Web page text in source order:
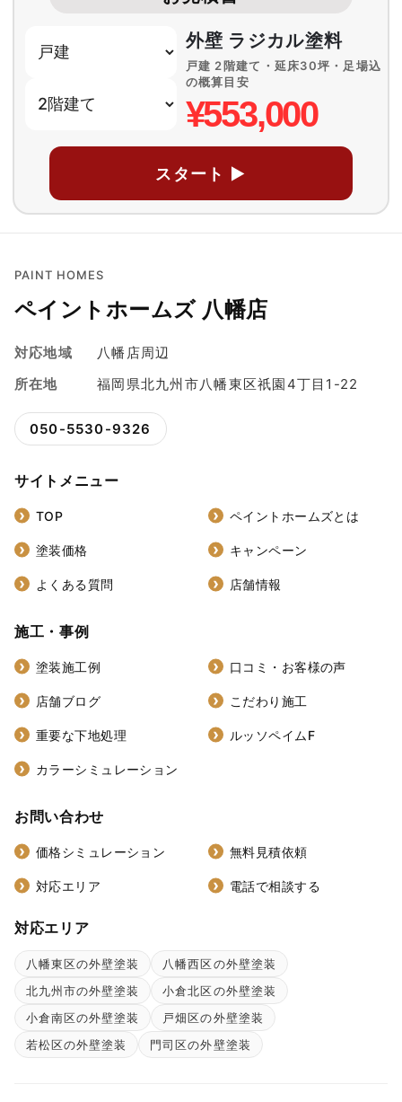
外壁 ラジカル塗料
戸建 2階建て・延床30坪・足場込
の概算目安
¥553,000
スタート ▶
PAINT HOMES
ペイントホームズ 八幡店
対応地域
八幡店周辺
所在地
福岡県北九州市八幡東区祇園4丁目1-22
050-5530-9326
サイトメニュー
TOP ペイントホームズとは
塗装価格 キャンペーン
よくある質問 店舗情報
施工・事例
塗装施工例 口コミ・お客様の声
店舗ブログ こだわり施工
重要な下地処理 ルッソペイムF
カラーシミュレーション
お問い合わせ
価格シミュレーション 無料見積依頼
対応エリア 電話で相談する
対応エリア
八幡東区の外壁塗装
八幡西区の外壁塗装
北九州市の外壁塗装
小倉北区の外壁塗装
小倉南区の外壁塗装
戸畑区の外壁塗装
若松区の外壁塗装
門司区の外壁塗装